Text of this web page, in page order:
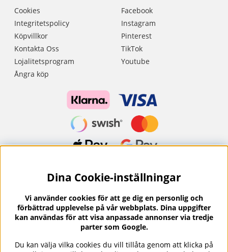
Cookies
Integritetspolicy
Köpvillkor
Kontakta Oss
Lojalitetsprogram
Ångra köp
Facebook
Instagram
Pinterest
TikTok
Youtube
Nyhetsbrev?
I vårt nyhetsbrev får du ta del av nyheter och
erbjudanden.
Dina Cookie-inställningar
Vi använder cookies för att ge dig en personlig och
förbättrad upplevelse på vår webbplats. Dina uppgifter
kan användas för att visa anpassade annonser via tredje
parter som Google.
Du kan välja vilka cookies du vill tillåta genom att klicka på